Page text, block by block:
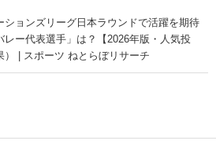
ションズリーグ日本ラウンドで活躍を期待
レー代表選手」は？【2026年版・人気投
） | スポーツ ねとらぼリサーチ